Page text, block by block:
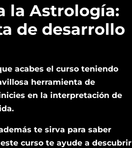
la Astrología:
de desarrollo
acabes el curso teniendo
herramienta de
en la interpretación de
te sirva para saber
curso te ayude a descubrir